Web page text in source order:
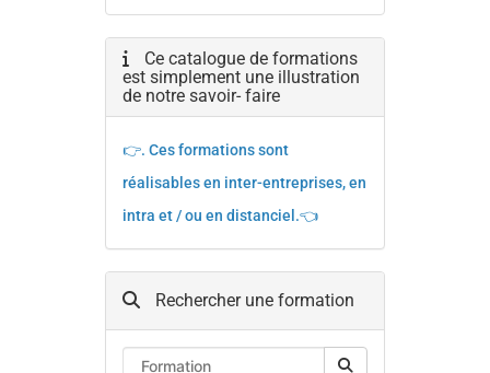
Ce catalogue de formations
est simplement une illustration
de notre savoir- faire
👉. Ces formations sont
réalisables en inter-entreprises, en
intra et / ou en distanciel.👈
Rechercher une formation